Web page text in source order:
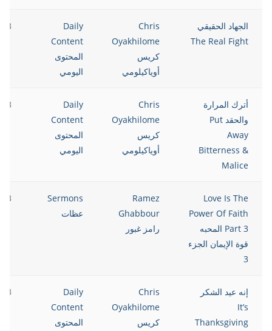
الجهاد الحقيقي
The Real Fight
Chris
Oyakhilome
كريس
أوياكيلومي
Daily
Content
المحتوى
اليومي
أترك المرارة
والحقد Put
Away
Bitterness &
Malice
Chris
Oyakhilome
كريس
أوياكيلومي
Daily
Content
المحتوى
اليومي
Love Is The
Power Of Faith
Part 3 المحبه
قوة الإيمان الجزء
3
Ramez
Ghabbour
رامز غبور
Sermons
عظات
إنه عيد الشكر
It’s
Thanksgiving
Chris
Oyakhilome
كريس
Daily
Content
المحتوى